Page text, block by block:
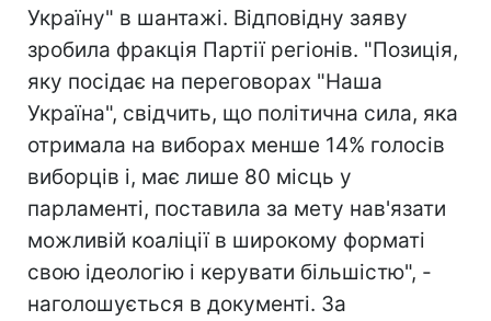
Україну" в шантажі. Відповідну заяву
зробила фракція Партії регіонів. "Позиція,
яку посідає на переговорах "Наша
Україна", свідчить, що політична сила, яка
отримала на виборах менше 14% голосів
виборців і, має лише 80 місць у
парламенті, поставила за мету нав'язати
можливій коаліції в широкому форматі
свою ідеологію і керувати більшістю", -
наголошується в документі. За